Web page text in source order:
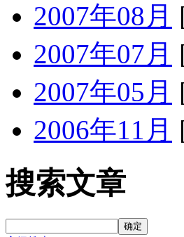
2007年08月
2007年07月
2007年05月
2006年11月
搜索文章
确定